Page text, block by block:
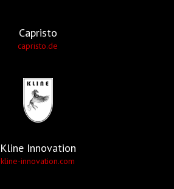
Capristo
capristo.de
Kline Innovation
kline-innovation.com